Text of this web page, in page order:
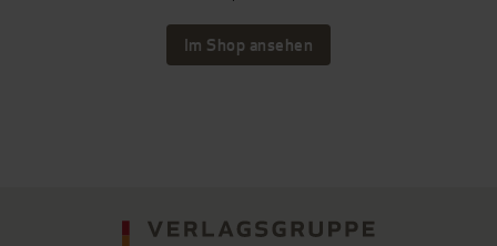
Im Shop ansehen